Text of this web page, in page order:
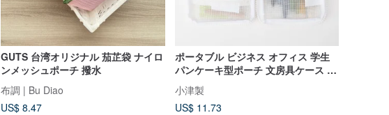
GUTS 台湾オリジナル 茄芷袋 ナイロ
ンメッシュポーチ 撥水
布調 | Bu Diao
US$ 8.47
ポータブル ビジネス オフィス 学生
パンケーキ型ポーチ 文房具ケース 手
帳 証明書 メッシュ 透明 収納 ペンケ
ース
小津製
US$ 11.73